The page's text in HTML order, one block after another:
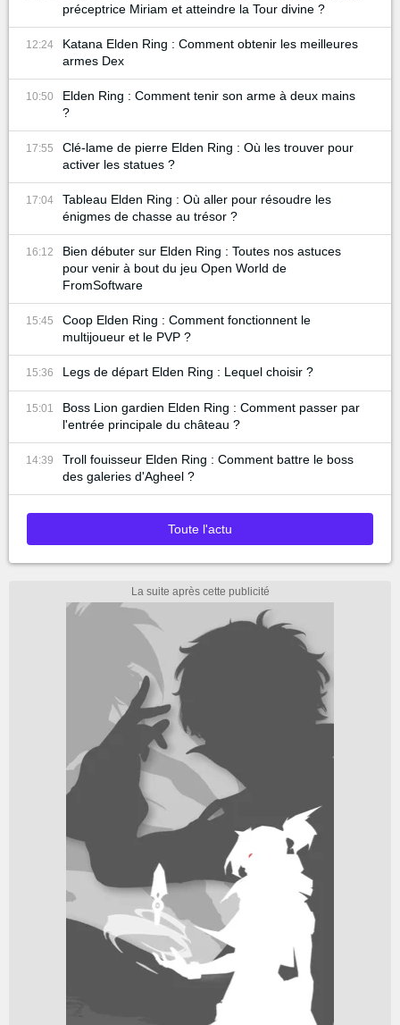
préceptrice Miriam et atteindre la Tour divine ?
12:24
Katana Elden Ring : Comment obtenir les meilleures
armes Dex
10:50
Elden Ring : Comment tenir son arme à deux mains
?
17:55
Clé-lame de pierre Elden Ring : Où les trouver pour
activer les statues ?
17:04
Tableau Elden Ring : Où aller pour résoudre les
énigmes de chasse au trésor ?
16:12
Bien débuter sur Elden Ring : Toutes nos astuces
pour venir à bout du jeu Open World de
FromSoftware
15:45
Coop Elden Ring : Comment fonctionnent le
multijoueur et le PVP ?
15:36 Legs de départ Elden Ring : Lequel choisir ?
15:01
Boss Lion gardien Elden Ring : Comment passer par
l'entrée principale du château ?
14:39
Troll fouisseur Elden Ring : Comment battre le boss
des galeries d'Agheel ?
Toute l'actu